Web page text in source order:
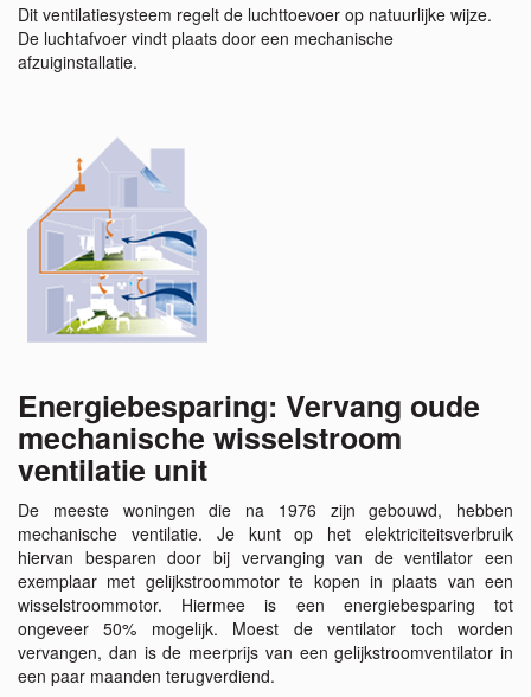
Dit ventilatiesysteem regelt de luchttoevoer op natuurlijke wijze.
De luchtafvoer vindt plaats door een mechanische
afzuiginstallatie.
Energiebesparing: Vervang oude
mechanische wisselstroom
ventilatie unit
De meeste woningen die na 1976 zijn gebouwd, hebben
mechanische ventilatie. Je kunt op het elektriciteitsverbruik
hiervan besparen door bij vervanging van de ventilator een
exemplaar met gelijkstroommotor te kopen in plaats van een
wisselstroommotor. Hiermee is een energiebesparing tot
ongeveer 50% mogelijk. Moest de ventilator toch worden
vervangen, dan is de meerprijs van een gelijkstroomventilator in
een paar maanden terugverdiend.